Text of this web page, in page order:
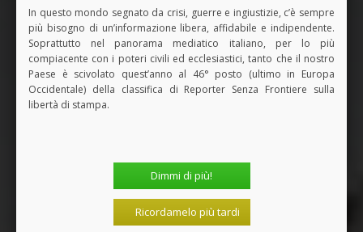
NEWS PIÙ RECENTI PIÙ LETTI
Per il verso giusto. Smisura
04 Agosto 2026, 12:29
Sessione ecumenica Sae: abitare la
02 Agosto 2026, 14:40
In questo mondo segnato da crisi, guerre e ingiustizie, c’è sempre
più bisogno di un’informazione libera, affidabile e indipendente.
Soprattutto nel panorama mediatico italiano, per lo più
compiacente con i poteri civili ed ecclesiastici, tanto che il nostro
Paese è scivolato quest’anno al 46° posto (ultimo in Europa
Occidentale) della classifica di Reporter Senza Frontiere sulla
libertà di stampa.
Dimmi di più!
Ricordamelo più tardi